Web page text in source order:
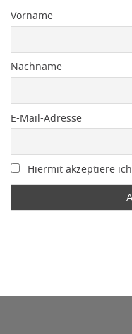
Vorname
Nachname
E-Mail-Adresse
Hiermit akzeptiere